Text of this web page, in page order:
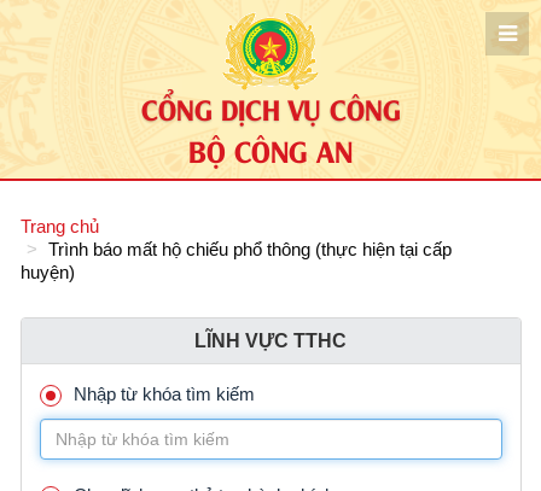
CỔNG DỊCH VỤ CÔNG
BỘ CÔNG AN
Trang chủ
Trình báo mất hộ chiếu phổ thông (thực hiện tại cấp
huyện)
LĨNH VỰC TTHC
Nhập từ khóa tìm kiếm